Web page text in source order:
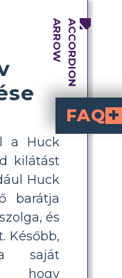
a Huck
kilátást
Huck
barátja
és
Később,
saját
hogy
FAQ